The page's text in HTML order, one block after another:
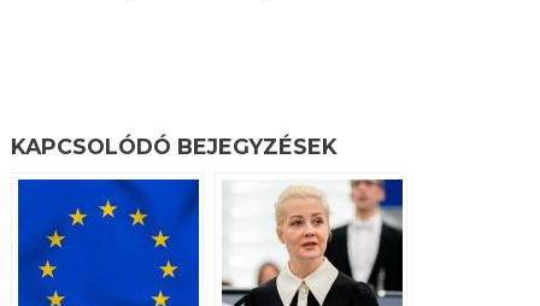
KAPCSOLÓDÓ BEJEGYZÉSEK